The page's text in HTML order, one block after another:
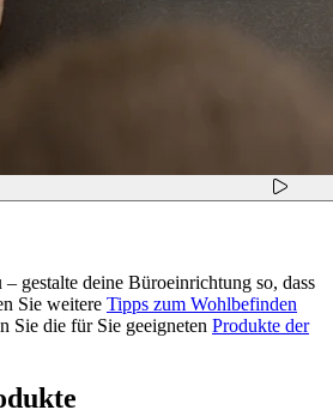
gestalte deine Büroeinrichtung so, dass
Sie weitere Tipps zum Wohlbefinden
Sie die für Sie geeigneten Produkte der